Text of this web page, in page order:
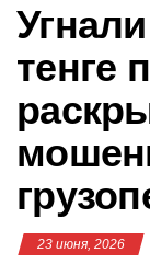
тенге
23 июня, 2026